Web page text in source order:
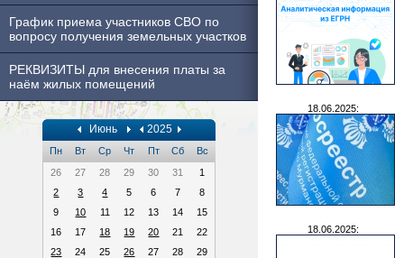
График приема участников СВО по
вопросу получения земельных участков
РЕКВИЗИТЫ для внесения платы за
наём жилых помещений
Июнь 2025
Пн Вт Ср Чт Пт Сб
Вс
26
27 28 29 30 31
1
2
3 4 5 6 7
8
9
10 11 12 13 14
15
16
17 18 19 20 21
22
23
24 25 26 27 28
29
18.06.2025:
18.06.2025: